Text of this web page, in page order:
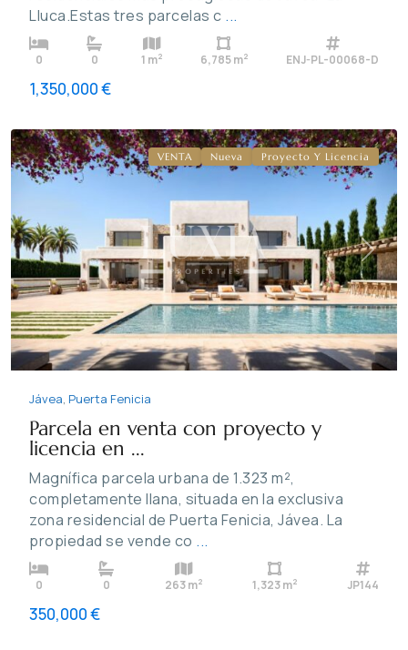
Lluca.Estas tres parcelas c ...
0 0 1 m2 6,785 m2 ENJ-PL-00068-D
1,350,000 €
Puerta
Fenicia,
Previous Next
VENTA Nueva Proyecto Y Licencia
Jávea Puerta Fenicia
Parcela en venta con proyecto y
licencia en ...
Magnífica parcela urbana de 1.323 m²,
completamente llana, situada en la exclusiva
zona residencial de Puerta Fenicia, Jávea. La
propiedad se vende co ...
0 0 263 m2 1,323 m2 JP144
350,000 €